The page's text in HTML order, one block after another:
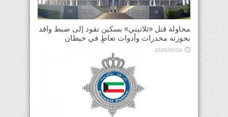
محاولة قتل «ثلاثيني» بسكين تقود إلى ضبط وافد
بحوزته مخدرات وأدوات تعاطٍ في خيطان
2026/06/26